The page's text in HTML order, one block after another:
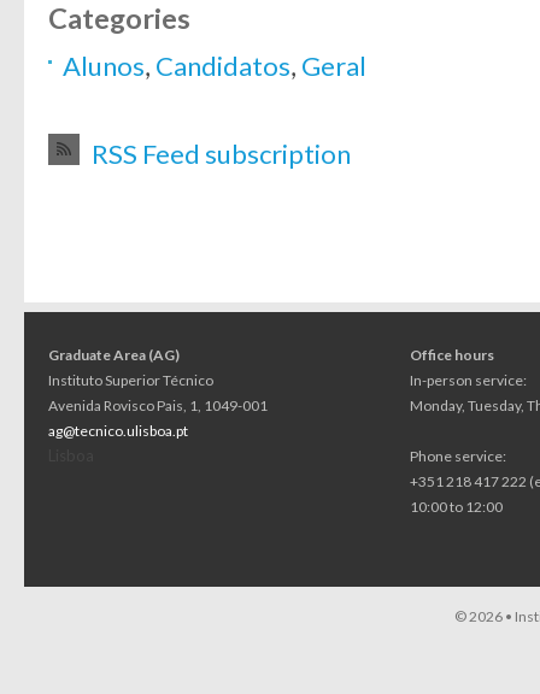
Categories
Alunos, Candidatos, Geral
RSS Feed subscription
Graduate Area (AG)
Instituto Superior Técnico
Avenida Rovisco Pais, 1, 1049-001
ag@tecnico.ulisboa.pt
Office hours
In-person service:
Monday, Tuesday,
Phone service:
+351 218 417 222
10:00 to 12:00
© 2026 •